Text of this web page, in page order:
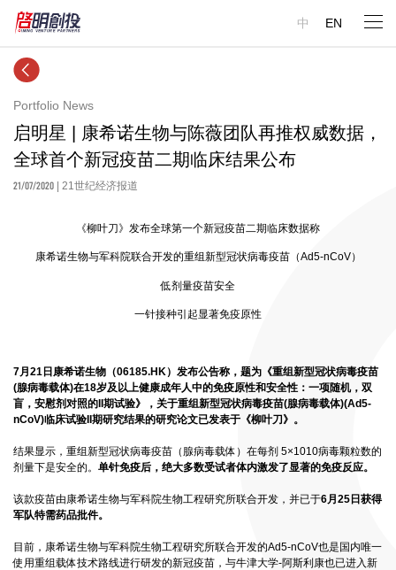
中 EN
Portfolio News
启明星 | ​康希诺生物与陈薇团队再推权威数据，
全球首个新冠疫苗二期临床结果公布
21/07/2020 | 21世纪经济报道
《柳叶刀》发布全球第一个新冠疫苗二期临床数据称
康希诺生物与军科院联合开发的重组新型冠状病毒疫苗（Ad5-nCoV）
低剂量疫苗安全
一针接种引起显著免疫原性
7月21日康希诺生物（06185.HK）发布公告称，题为《重组新型冠状病毒疫苗
(腺病毒载体)在18岁及以上健康成年人中的免疫原性和安全性：一项随机，双
盲，安慰剂对照的II期试验》， 关于重组新型冠状病毒疫苗(腺病毒载体)(Ad5-
nCoV)临床试验II期研究结果的研究论文已发表于《柳叶刀》。
结果显示，重组新型冠状病毒疫苗（腺病毒载体）在每剂 5×1010病毒颗粒数的
剂量下是安全的。 单针免疫后，绝大多数受试者体内激发了显著的免疫反应。
该款疫苗由康希诺生物与军科院生物工程研究所联合开发，并已于6月25日获得
军队特需药品批件。
目前，康希诺生物与军科院生物工程研究所联合开发的Ad5-nCoV也是国内唯一
使用重组载体技术路线进行研发的新冠疫苗，与牛津大学-阿斯利康也已进入新